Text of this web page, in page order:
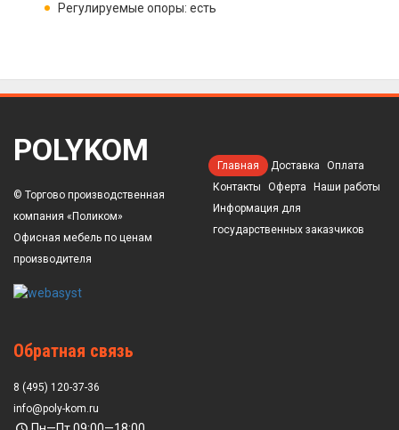
Регулируемые опоры: есть
POLYKOM
© Торгово производственная
компания «Поликом»
Офисная мебель по ценам
производителя
Главная Доставка
Оплата
Контакты
Оферта
Наши работы
Информация для
государственных заказчиков
Обратная связь
8 (495) 120-37-36
info@poly-kom.ru